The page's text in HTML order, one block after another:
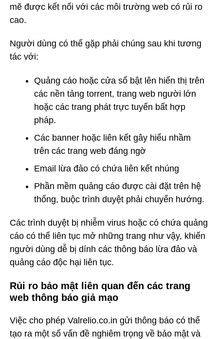
mẽ được kết nối với các môi trường web có rủi ro
cao.
Người dùng có thể gặp phải chúng sau khi tương
tác với:
Quảng cáo hoặc cửa sổ bật lên hiển thị trên
các nền tảng torrent, trang web người lớn
hoặc các trang phát trực tuyến bất hợp
pháp.
Các banner hoặc liên kết gây hiểu nhầm
trên các trang web đáng ngờ
Email lừa đảo có chứa liên kết nhúng
Phần mềm quảng cáo được cài đặt trên hệ
thống, buộc trình duyệt phải chuyển hướng.
Các trình duyệt bị nhiễm virus hoặc có chứa quảng
cáo có thể liên tục mở những trang như vậy, khiến
người dùng dễ bị dính các thông báo lừa đảo và
quảng cáo độc hại liên tục.
Rủi ro bảo mật liên quan đến các trang
web thông báo giả mạo
Việc cho phép Valrelio.co.in gửi thông báo có thể
tạo ra một số vấn đề nghiêm trọng về bảo mật và